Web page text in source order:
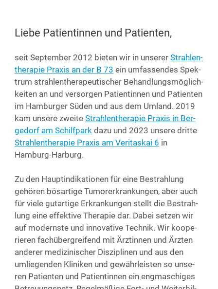
Liebe Patientinnen und Patienten,
seit Sep­tem­ber 2012 bie­ten wir in unse­rer Strah­len­
the­ra­pie Pra­xis an der B 73 ein umfas­sen­des Spek­
trum strah­len­the­ra­peu­ti­scher Behand­lungs­mög­lich­
kei­ten an und ver­sor­gen Pati­en­tin­nen und Pati­en­ten
im Ham­bur­ger Süden und aus dem Umland. 2019
kam unse­re zwei­te Strah­len­the­ra­pie Pra­xis in Ber­
ge­dorf am Schilf­park dazu und 2023 unse­re drit­te
Strah­len­the­ra­pie Pra­xis am Veri­tas­kai 6 in
Hamburg-Harburg.
Zu den Haupt­in­di­ka­tio­nen für eine Bestrah­lung
gehö­ren bös­ar­ti­ge Tumor­er­kran­kun­gen, aber auch
für vie­le gut­ar­ti­ge Erkran­kun­gen stellt die Bestrah­
lung eine effek­ti­ve The­ra­pie dar. Dabei set­zen wir
auf moderns­te und inno­va­ti­ve Tech­nik. Wir koope­
rie­ren fach­über­grei­fend mit Ärz­tin­nen und Ärz­ten
ande­rer medi­zi­ni­scher Dis­zi­pli­nen und aus den
umlie­gen­den Kli­ni­ken und gewähr­leis­ten so unse­
ren Pati­en­ten und Pati­en­tin­nen ein eng­ma­schi­ges